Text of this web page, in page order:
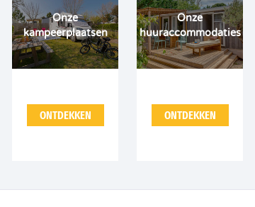
Onze
kampeerplaatsen
ONTDEKKEN
Onze
huuraccommodaties
ONTDEKKEN